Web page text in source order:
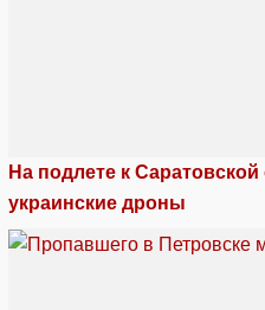
На подлете к
украинские дроны